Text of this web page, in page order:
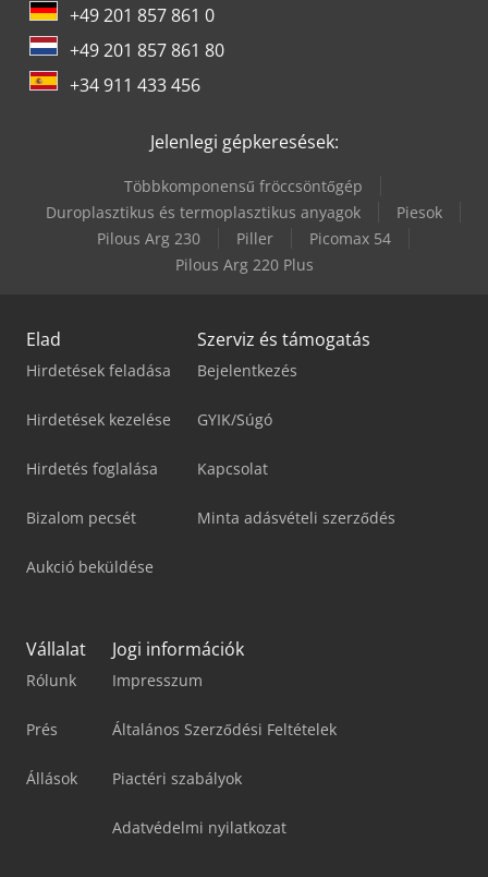
+49 201 857 861 0
+49 201 857 861 80
+34 911 433 456
Jelenlegi gépkeresések:
Többkomponensű fröccsöntőgép
Duroplasztikus és termoplasztikus anyagok
Piesok
Pilous Arg 230
Piller
Picomax 54
Pilous Arg 220 Plus
Elad
Hirdetések feladása
Hirdetések kezelése
Hirdetés foglalása
Bizalom pecsét
Aukció beküldése
Szerviz és támogatás
Bejelentkezés
GYIK/Súgó
Kapcsolat
Minta adásvételi szerződés
Vállalat
Rólunk
Prés
Állások
Jogi információk
Impresszum
Általános Szerződési Feltételek
Piactéri szabályok
Adatvédelmi nyilatkozat